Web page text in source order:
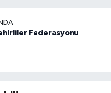
Federasyonu